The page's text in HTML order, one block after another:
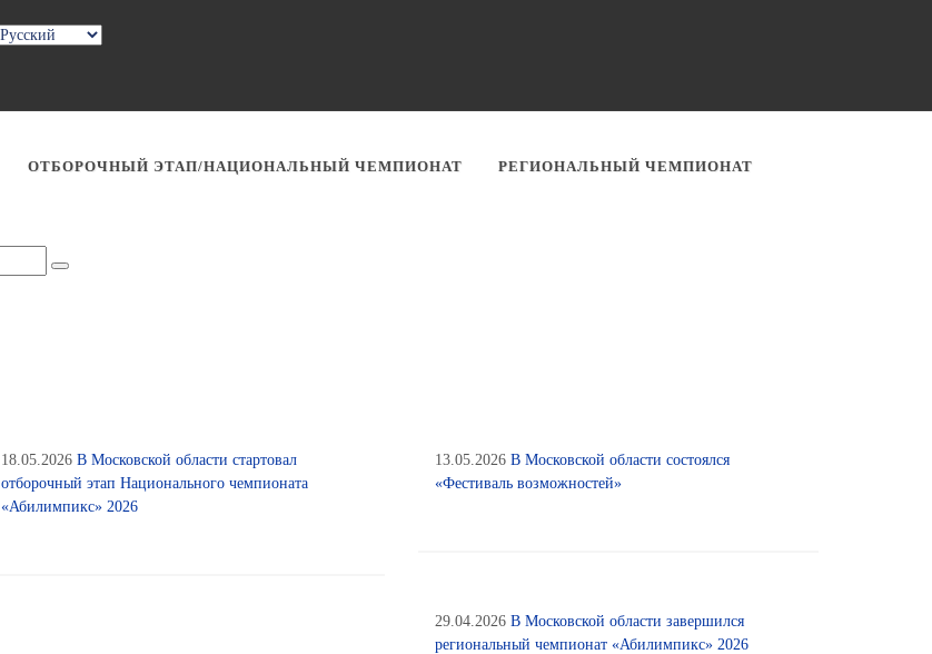
ОТБОРОЧНЫЙ ЭТАП/НАЦИОНАЛЬНЫЙ ЧЕМПИОНАТ РЕГИОНАЛЬНЫЙ ЧЕМПИОНАТ
18.05.2026 В Московской области стартовал
отборочный этап Национального чемпионата
«Абилимпикс» 2026
13.05.2026 В Московской области состоялся
«Фестиваль возможностей»
29.04.2026 В Московской области завершился
региональный чемпионат «Абилимпикс» 2026